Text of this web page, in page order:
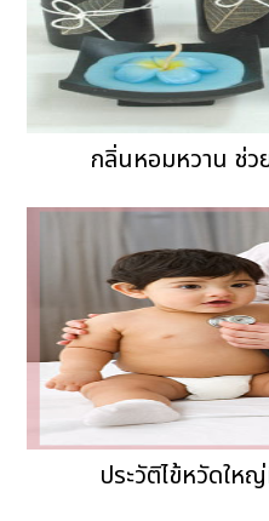
กลิ่นหอมหวาน ช่ว
ประวัติไข้หวัดให